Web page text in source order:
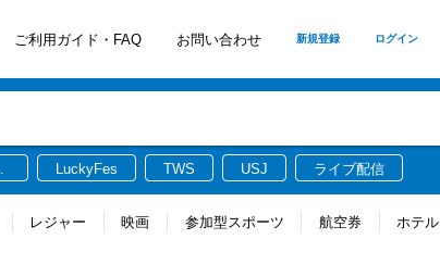
ご利用ガイド・FAQ お問い合わせ 新規登録 ログイン
LuckyFes TWS USJ ライブ配信
レジャー 映画 参加型スポーツ 航空券 ホテル